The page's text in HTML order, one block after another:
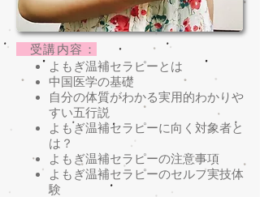
受講内容：
よもぎ温補セラピーとは
中国医学の基礎
自分の体質がわかる実用的わかりや
すい五行説
よもぎ温補セラピーに向く対象者と
は？
よもぎ温補セラピーの注意事項
よもぎ温補セラピーのセルフ実技体
験